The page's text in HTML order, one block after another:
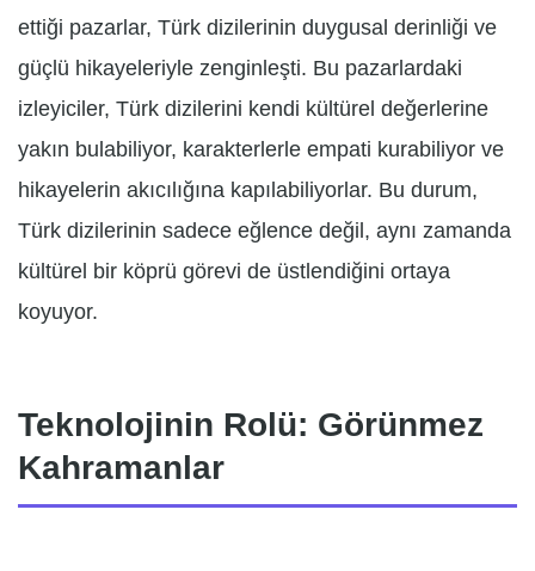
ettiği pazarlar, Türk dizilerinin duygusal derinliği ve
güçlü hikayeleriyle zenginleşti. Bu pazarlardaki
izleyiciler, Türk dizilerini kendi kültürel değerlerine
yakın bulabiliyor, karakterlerle empati kurabiliyor ve
hikayelerin akıcılığına kapılabiliyorlar. Bu durum,
Türk dizilerinin sadece eğlence değil, aynı zamanda
kültürel bir köprü görevi de üstlendiğini ortaya
koyuyor.
Teknolojinin Rolü: Görünmez
Kahramanlar